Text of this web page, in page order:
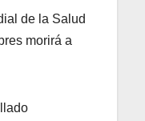
de la Salud
morirá a